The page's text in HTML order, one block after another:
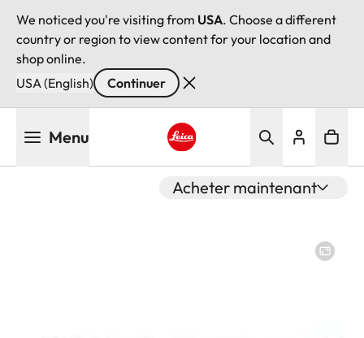
We noticed you're visiting from USA. Choose a different
country or region to view content for your location and
shop online.
USA (English)
Continuer
Menu
Acheter maintenant